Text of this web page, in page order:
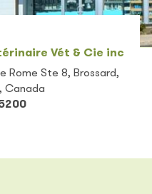
Vét & Cie inc
Rome Ste 8, Brossard,
Canada